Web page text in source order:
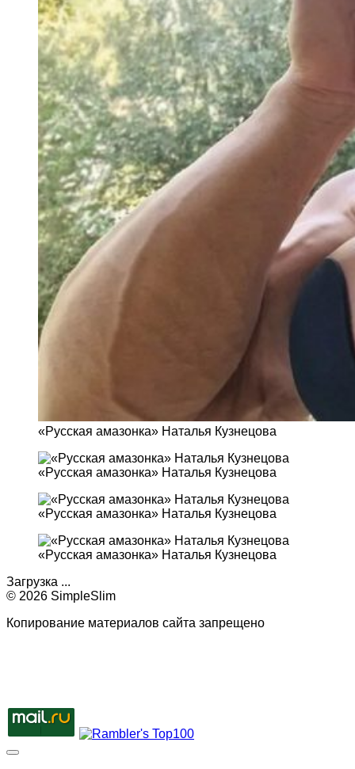
«Русская амазонка» Наталья Кузнецова
«Русская амазонка» Наталья Кузнецова
«Русская амазонка» Наталья Кузнецова
«Русская амазонка» Наталья Кузнецова
Загрузка ...
© 2026 SimpleSlim
Копирование материалов сайта запрещено